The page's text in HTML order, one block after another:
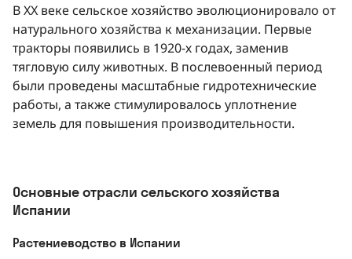
В XX веке сельское хозяйство эволюционировало от
натурального хозяйства к механизации. Первые
тракторы появились в 1920-х годах, заменив
тягловую силу животных. В послевоенный период
были проведены масштабные гидротехнические
работы, а также стимулировалось уплотнение
земель для повышения производительности.
Основные отрасли сельского хозяйства
Испании
Растениеводство в Испании